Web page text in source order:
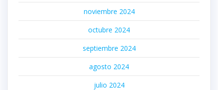
noviembre 2024
octubre 2024
septiembre 2024
agosto 2024
julio 2024